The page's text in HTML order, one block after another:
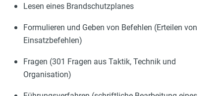
Lesen eines Brandschutzplanes
Formulieren und Geben von Befehlen (Erteilen von
Einsatzbefehlen)
Fragen (301 Fragen aus Taktik, Technik und
Organisation)